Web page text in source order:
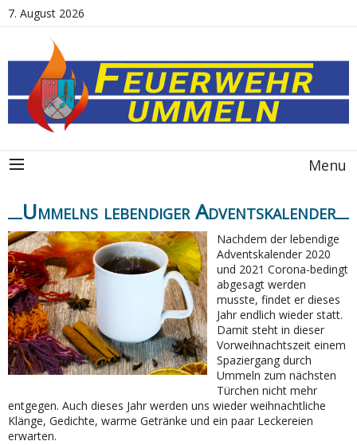
7. August 2026
Menu
Ummelns lebendiger Adventskalender
Nachdem der lebendige
Adventskalender 2020
und 2021 Corona-bedingt
abgesagt werden
musste, findet er dieses
Jahr endlich wieder statt.
Damit steht in dieser
Vorweihnachtszeit einem
Spaziergang durch
Ummeln zum nächsten
Türchen nicht mehr
entgegen. Auch dieses Jahr werden uns wieder weihnachtliche
Klänge, Gedichte, warme Getränke und ein paar Leckereien
erwarten.